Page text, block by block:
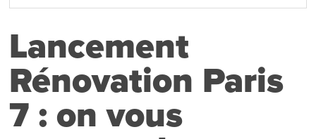
Lancement
Rénovation Paris
7 : on vous